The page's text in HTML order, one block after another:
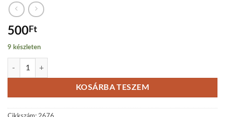
500Ft
9 készleten
Frontal Assault mennyiség
KOSÁRBA TESZEM